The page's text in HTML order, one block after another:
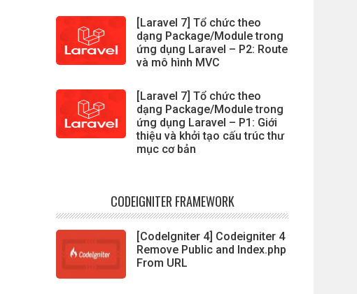
[Laravel 7] Tổ chức theo
dạng Package/Module trong
ứng dụng Laravel – P2: Route
và mô hình MVC
[Laravel 7] Tổ chức theo
dạng Package/Module trong
ứng dụng Laravel – P1: Giới
thiệu và khởi tạo cấu trúc thư
mục cơ bản
CODEIGNITER FRAMEWORK
[CodeIgniter 4] Codeigniter 4
Remove Public and Index.php
From URL